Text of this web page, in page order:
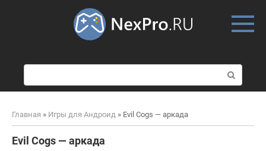
о
и
к
Главная » Игры для Андроид » Evil Cogs — аркада
Evil Cogs — аркада